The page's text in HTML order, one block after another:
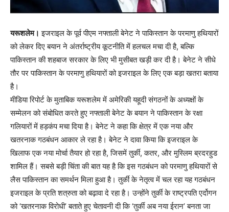
यरूशलेम। इजराइल के पूर्व पीएम नफ्ताली बेनेट ने पाकिस्तान के परमाणु हथियारों
को लेकर दिए बयान ने अंतर्राष्ट्रीय कूटनीति में हलचल मचा दी है, बल्कि
पाकिस्तान की शहबाज सरकार के लिए भी मुसीबत खड़ी कर दी है। बेनेट ने सीधे
तौर पर पाकिस्तान के परमाणु हथियारों को इजराइल के लिए एक बड़ा खतरा बताया
है।
मीडिया रिपोर्ट के मुताबिक यरूशलेम में अमेरिकी यहूदी संगठनों के अध्यक्षों के
सम्मेलन को संबोधित करते हुए नफ्ताली बेनेट के बयान ने पाकिस्तान के रक्षा
गलियारों में हड़कंप मचा दिया है। बेनेट ने कहा कि क्षेत्र में एक नया और
खतरनाक गठबंधन आकार ले रहा है। बेनेट ने दावा किया कि इजराइल के
खिलाफ एक नया मोर्चा तैयार हो रहा है, जिसमें तुर्की, कतर, और मुस्लिम ब्रदरहुड
शामिल हैं। सबसे बड़ी चिंता की बात यह है कि इस गठबंधन को परमाणु हथियारों से
लैस पाकिस्तान का समर्थन मिला हुआ है। तुर्की के नेतृत्व में चल रहा यह गठबंधन
इजराइल के प्रति शत्रुता को बढ़ावा दे रहा है। उन्होंने तुर्की के राष्ट्रपति एर्दोगन
को ‘खतरनाक विरोधी’ बताते हुए चेतावनी दी कि ‘तुर्की अब नया ईरान’ बनता जा